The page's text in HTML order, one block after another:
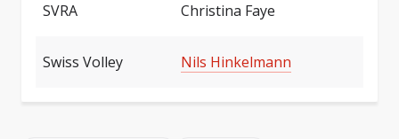
SVRA Christina Faye
Swiss Volley Nils Hinkelmann